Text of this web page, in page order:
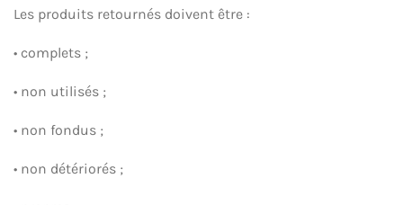
Les produits retournés doivent être :
• complets ;
• non utilisés ;
• non fondus ;
• non détériorés ;